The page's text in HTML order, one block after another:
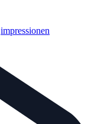
impressionen